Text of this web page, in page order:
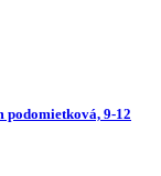
podomietková, 9-12